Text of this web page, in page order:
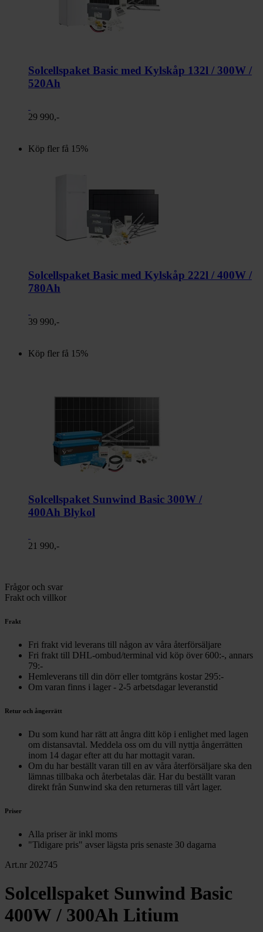
Solcellspaket Basic med Kylskåp 132l / 300W /
520Ah
29 990,-
Köp fler få 15%
Solcellspaket Basic med Kylskåp 222l / 400W /
780Ah
39 990,-
Köp fler få 15%
Solcellspaket Sunwind Basic 300W /
400Ah Blykol
21 990,-
Frågor och svar
Frakt och villkor
Frakt
Fri frakt vid leverans till någon av våra återförsäljare
Fri frakt till DHL-ombud/terminal vid köp över 600:-, annars
79:-
Hemleverans till din dörr eller tomtgräns kostar 295:-
Om varan finns i lager - 2-5 arbetsdagar leveranstid
Retur och ångerrätt
Du som kund har rätt att ångra ditt köp i enlighet med lagen
om distansavtal. Meddela oss om du vill nyttja ångerrätten
inom 14 dagar efter att du har mottagit varan.
Om du har beställt varan till en av våra återförsäljare ska den
lämnas tillbaka och återbetalas där. Har du beställt varan
direkt från Sunwind ska den returneras till vårt lager.
Priser
Alla priser är inkl moms
"Tidigare pris" avser lägsta pris senaste 30 dagarna
Art.nr 202745
Solcellspaket Sunwind Basic
400W / 300Ah Litium